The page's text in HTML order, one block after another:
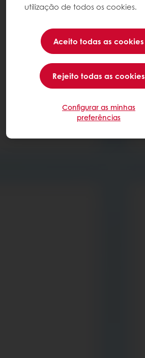
utilização de todos os cookies.
Aceito todas as cookies
Rejeito todas as cookies
Configurar as minhas
preferências